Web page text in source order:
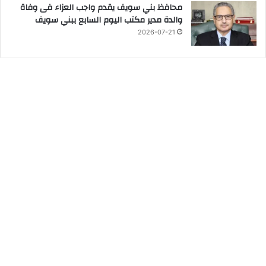
محافظ بني سويف يقدم واجب العزاء فى وفاة
والدة مدير مكتب اليوم السابع ببني سويف
2026-07-21